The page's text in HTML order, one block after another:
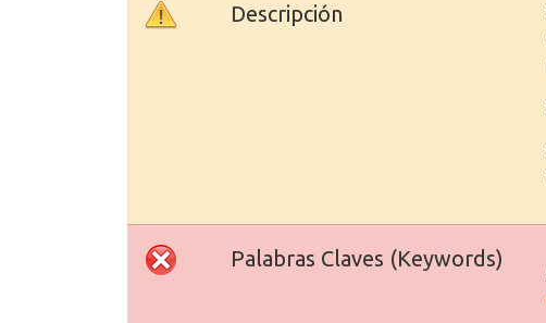
Descripción
Palabras Claves (Keywords)